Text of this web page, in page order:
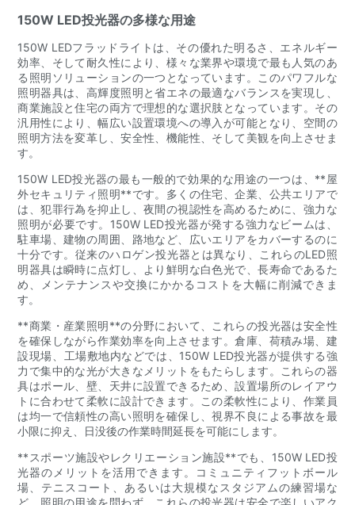
150W LED投光器の多様な用途
150W LEDフラッドライトは、その優れた明るさ、エネルギー
効率、そして耐久性により、様々な業界や環境で最も人気のあ
る照明ソリューションの一つとなっています。このパワフルな
照明器具は、高輝度照明と省エネの最適なバランスを実現し、
商業施設と住宅の両方で理想的な選択肢となっています。その
汎用性により、幅広い設置環境への導入が可能となり、空間の
照明方法を変革し、安全性、機能性、そして美観を向上させま
す。
150W LED投光器の最も一般的で効果的な用途の一つは、**屋
外セキュリティ照明**です。多くの住宅、企業、公共エリアで
は、犯罪行為を抑止し、夜間の視認性を高めるために、強力な
照明が必要です。150W LED投光器が発する強力なビームは、
駐車場、建物の周囲、路地など、広いエリアをカバーするのに
十分です。従来のハロゲン投光器とは異なり、これらのLED照
明器具は瞬時に点灯し、より鮮明な白色光で、長寿命であるた
め、メンテナンスや交換にかかるコストを大幅に削減できま
す。
**商業・産業照明**の分野において、これらの投光器は安全性
を確保しながら作業効率を向上させます。倉庫、荷積み場、建
設現場、工場敷地内などでは、150W LED投光器が提供する強
力で集中的な光が大きなメリットをもたらします。これらの器
具はポール、壁、天井に設置できるため、設置場所のレイアウ
トに合わせて柔軟に設計できます。この柔軟性により、作業員
は均一で信頼性の高い照明を確保し、視界不良による事故を最
小限に抑え、日没後の作業時間延長を可能にします。
**スポーツ施設やレクリエーション施設**でも、150W LED投
光器のメリットを活用できます。コミュニティフットボール
場、テニスコート、あるいは大規模なスタジアムの練習場な
ど、照明の用途を問わず、これらの投光器は安全で楽しいアク